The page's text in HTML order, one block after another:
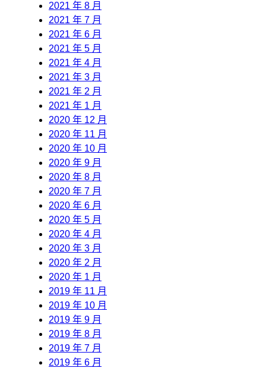
2021 年 8 月
2021 年 7 月
2021 年 6 月
2021 年 5 月
2021 年 4 月
2021 年 3 月
2021 年 2 月
2021 年 1 月
2020 年 12 月
2020 年 11 月
2020 年 10 月
2020 年 9 月
2020 年 8 月
2020 年 7 月
2020 年 6 月
2020 年 5 月
2020 年 4 月
2020 年 3 月
2020 年 2 月
2020 年 1 月
2019 年 11 月
2019 年 10 月
2019 年 9 月
2019 年 8 月
2019 年 7 月
2019 年 6 月